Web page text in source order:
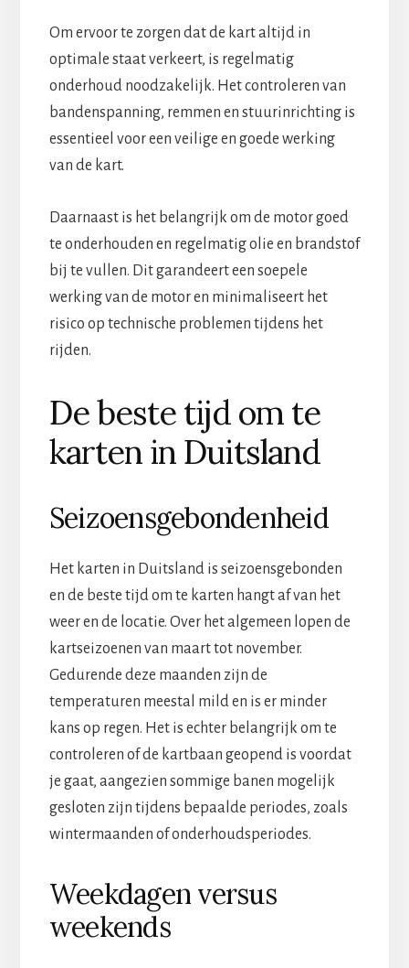
Om ervoor te zorgen dat de kart altijd in
optimale staat verkeert, is regelmatig
onderhoud noodzakelijk. Het controleren van
bandenspanning, remmen en stuurinrichting is
essentieel voor een veilige en goede werking
van de kart.
Daarnaast is het belangrijk om de motor goed
te onderhouden en regelmatig olie en brandstof
bij te vullen. Dit garandeert een soepele
werking van de motor en minimaliseert het
risico op technische problemen tijdens het
rijden.
De beste tijd om te
karten in Duitsland
Seizoensgebondenheid
Het karten in Duitsland is seizoensgebonden
en de beste tijd om te karten hangt af van het
weer en de locatie. Over het algemeen lopen de
kartseizoenen van maart tot november.
Gedurende deze maanden zijn de
temperaturen meestal mild en is er minder
kans op regen. Het is echter belangrijk om te
controleren of de kartbaan geopend is voordat
je gaat, aangezien sommige banen mogelijk
gesloten zijn tijdens bepaalde periodes, zoals
wintermaanden of onderhoudsperiodes.
Weekdagen versus
weekends